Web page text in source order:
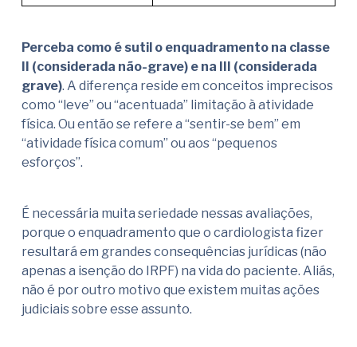
Perceba como é sutil o enquadramento na classe
II (considerada não-grave) e na III (considerada
grave). A diferença reside em conceitos imprecisos
como “leve” ou “acentuada” limitação à atividade
física. Ou então se refere a “sentir-se bem” em
“atividade física comum” ou aos “pequenos
esforços”.
É necessária muita seriedade nessas avaliações,
porque o enquadramento que o cardiologista fizer
resultará em grandes consequências jurídicas (não
apenas a isenção do IRPF) na vida do paciente. Aliás,
não é por outro motivo que existem muitas ações
judiciais sobre esse assunto.